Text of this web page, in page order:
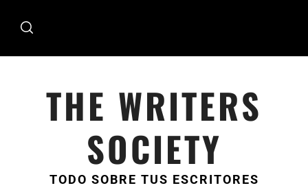
THE WRITERS
SOCIETY
TODO SOBRE TUS ESCRITORES